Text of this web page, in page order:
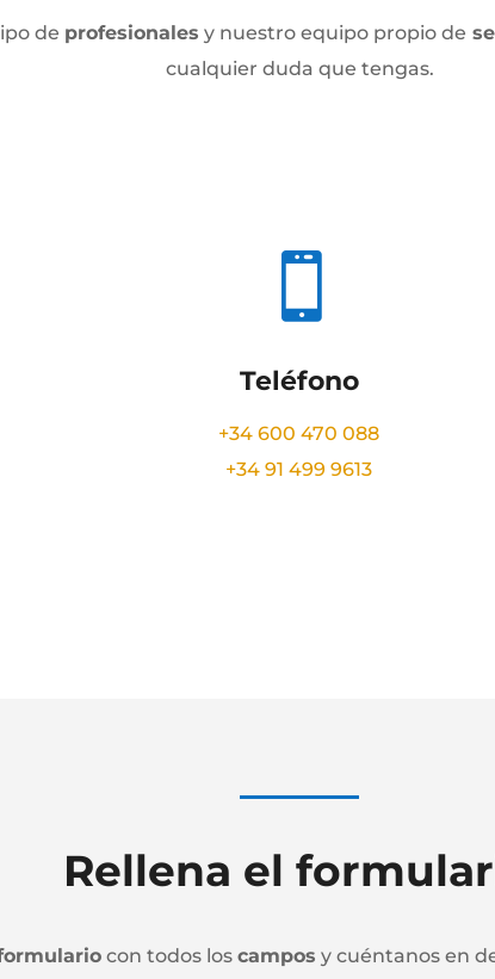
de profesionales y nuestro equipo propio de
cualquier duda que tengas.

Teléfono
+34 600 470 088
+34 91 499 9613
Rellena el
con todos los campos y cuéntanos en